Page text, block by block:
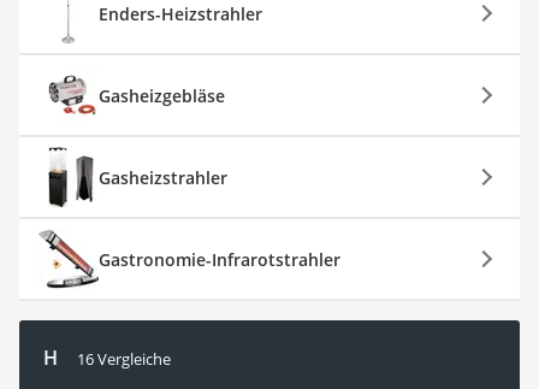
Enders-Heizstrahler
Gasheizgebläse
Gasheizstrahler
Gastronomie-Infrarotstrahler
H 16 Vergleiche